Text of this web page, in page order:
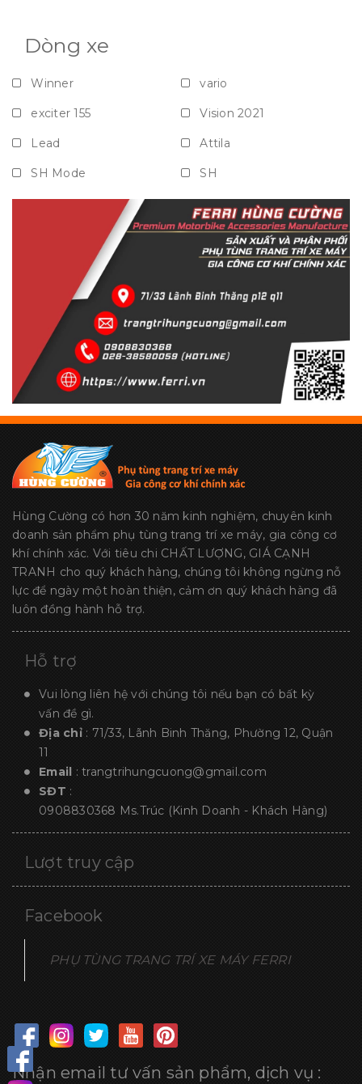
Dòng xe
Winner vario
exciter 155 Vision 2021
Lead Attila
SH Mode SH
Vision Janus
NVX
Airblade
Xe số
Mọi dòng xe
Hùng Cường có hơn 30 năm kinh nghiệm, chuyên kinh
doanh sản phẩm phụ tùng trang trí xe máy, gia công cơ
khí chính xác. Với tiêu chi CHẤT LƯỢNG, GIÁ CẠNH
TRANH cho quý khách hàng, chúng tôi không ngừng nỗ
lực để ngày một hoàn thiện, cảm ơn quý khách hàng đã
luôn đồng hành hỗ trợ.
Hỗ trợ
Vui lòng liên hệ với chúng tôi nếu bạn có bất kỳ
vấn đề gì.
Địa chỉ : 71/33, Lãnh Binh Thăng, Phường 12, Quận
11
Email : trangtrihungcuong@gmail.com
SĐT :
0908830368 Ms.Trúc (Kinh Doanh - Khách Hàng)
Lượt truy cập
Facebook
PHỤ TÙNG TRANG TRÍ XE MÁY FERRI
Nhận email tư vấn sản phẩm, dịch vụ :